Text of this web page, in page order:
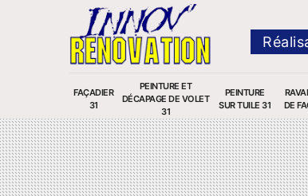
FAÇADIER
31
PEINTURE ET
DÉCAPAGE DE VOLET
31
PEINTURE
SUR TUILE 31
DE